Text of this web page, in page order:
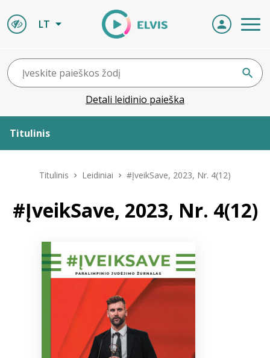
LT
Detali leidinio paieška
Titulinis
Leidiniai
Naujienos
Titulinis Leidiniai #ĮveikSave, 2023, Nr. 4(12)
#ĮveikSave, 2023, Nr. 4(12)